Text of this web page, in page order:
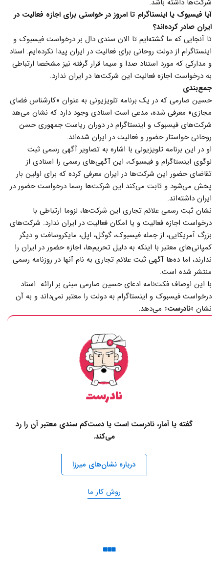
شرکت‌ها داشته باشد.
آیا فیسبوک یا اینستاگرام تا امروز در خواستی برای اجازه فعالیت در
ایران صادر کرده‌اند؟
تا آنجایی که ما گشته‌ایم تا الان سندی دال بر درخواست فیسبوک و
اینستاگرام از دولت روحانی برای فعالیت در ایران پیدا نکرده‌ایم. اسناد
و مدارکی که مورد استناد صدا و سیما قرار گرفته نیز مشخصا ارتباطی
به درخواست اجازه فعالیت این شرکت‌ها در ایران ندارد.
جمع‌بندی
حسین صارمی که در یک برنامه تلویزیونی به عنوان «کارشناس فضای
مجازی» معرفی شده، مدعی است اسنادی وجود دارد که نشان می‌هد
شرکت‌های فیسبوک و اینستاگرام در دوران ریاست جمهوری حسن
روحانی خواستار حضور و فعالیت در ایران شده‌اند.
او در این برنامه تلویزیونی با اشاره به تصاویر آگهی رسمی ثبت
لوگوی اینستاگرام و فیسبوک، این آگهی‌های رسمی را اسنادی از
تقاضای حضور این شرکت‌ها در ایران معرفی کرده که برای اولین بار
پخش می‌شود و ثابت می‌کند این شرکت‌ها رسما درخواست حضور در
ایران داشته‌اند.
نشان ثبت رسمی علائم تجاری این شرکت‌ها، لزوما ارتباطی با
درخواست اجازه فعالیت و یا امکان فعالیت در ایران ندارد. شرکت‌های
بزرگ آمریکایی، از جمله فیسبوک، گوگل، اپل، مایکروسافت و دیگر
کمپانی‌های معتبر با اینکه به دلیل تحریم‌ها، اجازه حضور در ایران را
ندارند، اما ده‌ها آگهی ثبت علائم تجاری به نام آنها در روزنامه رسمی
منتشر شده است.
با این اوصاف فکت‌نامه ادعای حسین صارمی مبنی بر ارائه اسناد
درخواست فیسبوک و اینستاگرام به دولت را معتبر نمی‌داند و به آن
نشان «نادرست» می‌دهد.
نادرست
گفته یا آمار، نادرست است یا دست‌کم سندی معتبر آن را رد
می‌کند.
درباره نشان‌های میرزا
روش کار ما